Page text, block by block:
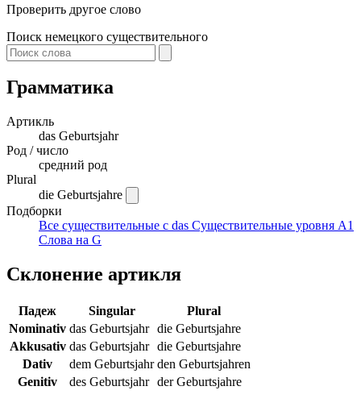
Проверить другое слово
Поиск немецкого существительного
Грамматика
Артикль
das Geburtsjahr
Род / число
средний род
Plural
die Geburtsjahre
Подборки
Все существительные с das Существительные уровня A1
Слова на G
Склонение артикля
Падеж Singular
Plural
Nominativ das Geburtsjahr die Geburtsjahre
Akkusativ das Geburtsjahr die Geburtsjahre
Dativ
dem Geburtsjahr den Geburtsjahren
Genitiv
des Geburtsjahr der Geburtsjahre